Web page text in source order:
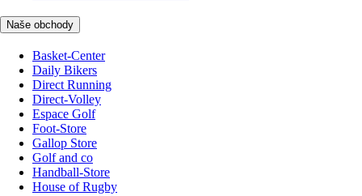
Naše obchody
Basket-Center
Daily Bikers
Direct Running
Direct-Volley
Espace Golf
Foot-Store
Gallop Store
Golf and co
Handball-Store
House of Rugby